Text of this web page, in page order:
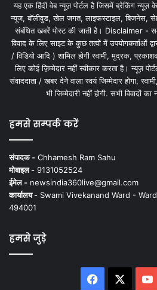
यह एक हिंदी वेब न्यूज़ पोर्टल है जिसमें ब्रेकिंग न्यूज़
न्यूज, बॉलीवुड, खेल जगत, लाइफस्टाइल, बिजनेस,
संबंधित खबरें पोस्ट की जाती है। Disclaimer -
विवाद के लिए साइट के कुछ तत्वों में उपयोगकर्ताओं
/ विडियो आदि ) शामिल होगी स्वामी, मुद्रक,
लिए कोई ज़िम्मेदार नहीं स्वीकार करता है। न्यूज़
संवाददाता / खबर देने वाला स्वयं जिम्मेदार होगा,
भी जिम्मेदारी नहीं होगी. सभी विवादों
हमसे सम्पर्क करें
संपादक - Chhamesh Ram Sahu
मोबाइल - 9131052524
ईमेल - newsindia360live@gmail.com
कार्यालय - Swami Vivekanand Ward -
494001
हमसे जुड़े
Facebook